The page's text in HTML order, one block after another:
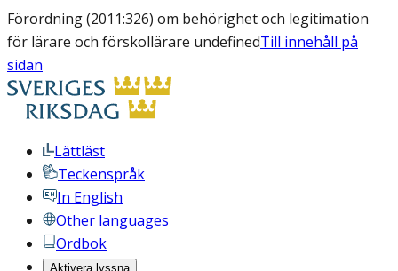
Förordning (2011:326) om behörighet och legitimation
för lärare och förskollärare undefinedTill innehåll på
sidan
Lättläst
Teckenspråk
In English
Other languages
Ordbok
Aktivera lyssna